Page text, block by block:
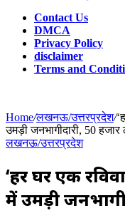
Contact Us
DMCA
Privacy Policy
disclaimer
Terms and
Home/लखनऊ/उत्तरप्रदेश/
उमड़ी जनभागीदारी, 50 हजार
लखनऊ/उत्तरप्रदेश
‘हर घर एक
में उमड़ी